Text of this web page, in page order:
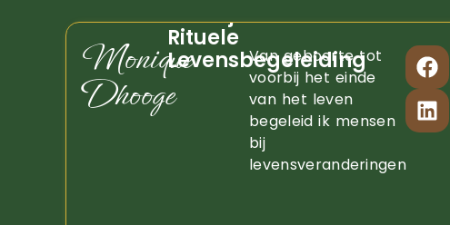
Monique
Dhooge
Praktijk
Rituele
Levensbegeleiding
Van geboorte tot
voorbij het einde
van het leven
begeleid ik mensen
bij
levensveranderingen